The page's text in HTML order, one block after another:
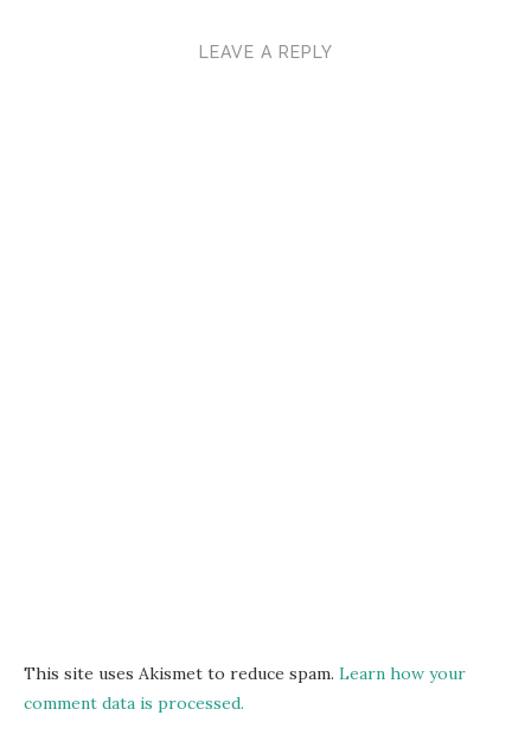
LEAVE A REPLY
This site uses Akismet to reduce spam. Learn how your
comment data is processed.